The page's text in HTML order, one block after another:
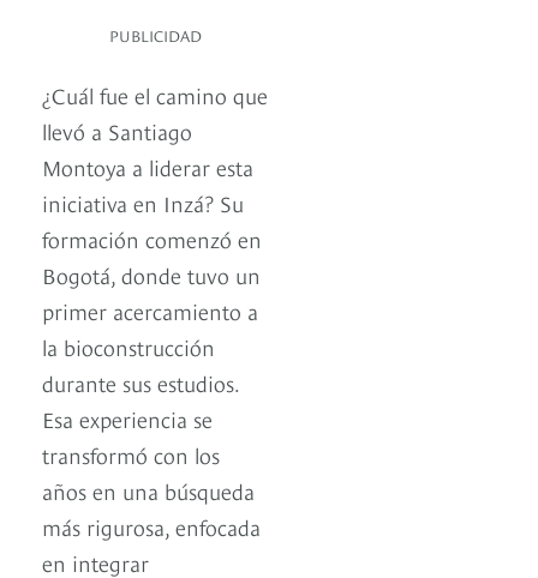
PUBLICIDAD
¿Cuál fue el camino que
llevó a Santiago
Montoya a liderar esta
iniciativa en Inzá? Su
formación comenzó en
Bogotá, donde tuvo un
primer acercamiento a
la bioconstrucción
durante sus estudios.
Esa experiencia se
transformó con los
años en una búsqueda
más rigurosa, enfocada
en integrar